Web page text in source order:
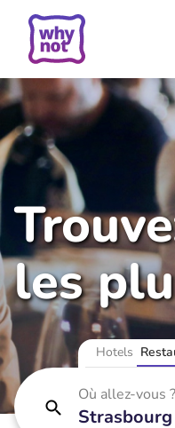
les
Hotels
Où allez-vous ?
Strasbourg